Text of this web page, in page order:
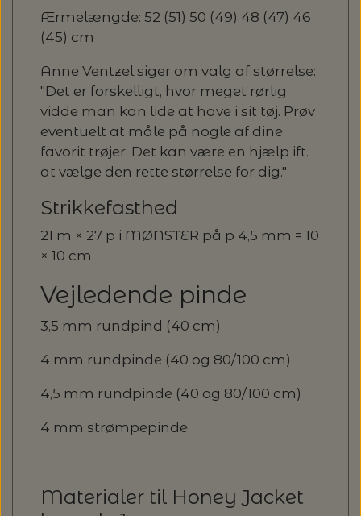
Ærmelængde: 52 (51) 50 (49) 48 (47) 46
(45) cm
Anne Ventzel siger om valg af størrelse:
"Det er forskelligt, hvor meget rørlig
vidde man kan lide at have i sit tøj. Prøv
eventuelt at måle på nogle af dine
favorit trøjer. Det kan være en hjælp ift.
at vælge den rette størrelse for dig."
Strikkefasthed
21 m × 27 p i MØNSTER på p 4,5 mm = 10
× 10 cm
Vejledende pinde
3,5 mm rundpind (40 cm)
4 mm rundpinde (40 og 80/100 cm)
4,5 mm rundpinde (40 og 80/100 cm)
4 mm strømpepinde
Materialer til Honey Jacket